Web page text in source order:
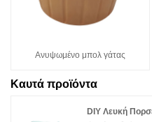
Ανυψωμένο μπολ γάτας
Καυτά προϊόντα
DIY Λευκή